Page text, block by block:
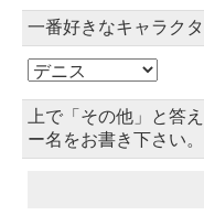
一番好きなキャラク
上で「その他」と答
ー名をお書き下さい。